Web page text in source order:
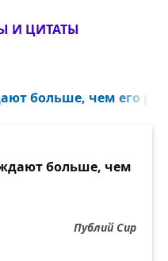
И ЦИТАТЫ
больше, чем его
больше, чем
Публий Сир